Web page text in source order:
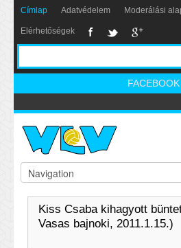
Címlap Adatvédelem Moderálási
Elérhetőségek
FACEBOOK
Kiss Csaba kihagyott
Vasas bajnoki, 2011.1.15.)